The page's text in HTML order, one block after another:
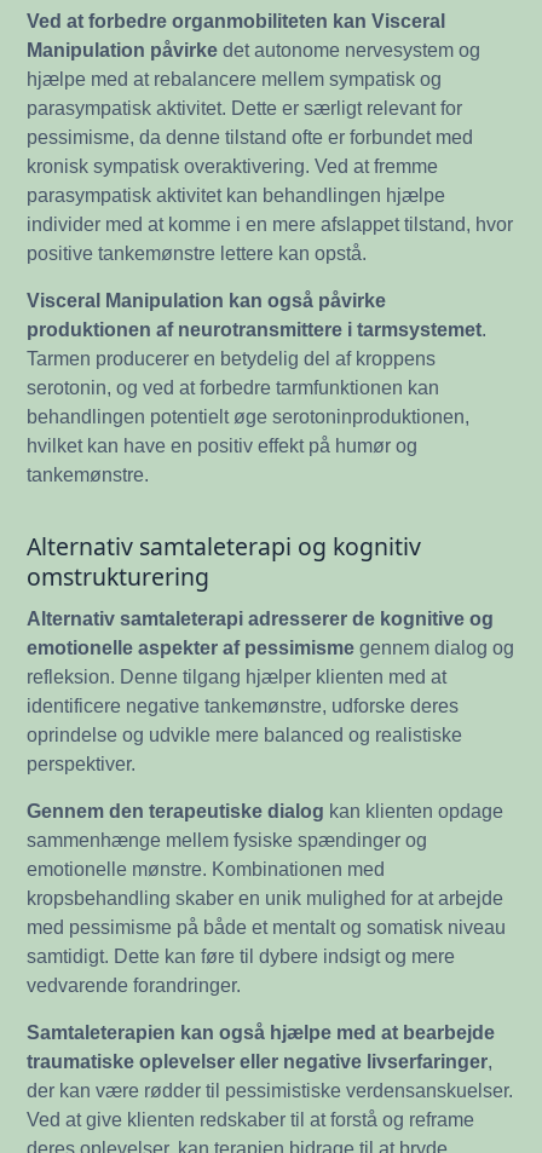
Ved at forbedre organmobiliteten kan Visceral
Manipulation påvirke det autonome nervesystem og
hjælpe med at rebalancere mellem sympatisk og
parasympatisk aktivitet. Dette er særligt relevant for
pessimisme, da denne tilstand ofte er forbundet med
kronisk sympatisk overaktivering. Ved at fremme
parasympatisk aktivitet kan behandlingen hjælpe
individer med at komme i en mere afslappet tilstand, hvor
positive tankemønstre lettere kan opstå.
Visceral Manipulation kan også påvirke
produktionen af neurotransmittere i tarmsystemet.
Tarmen producerer en betydelig del af kroppens
serotonin, og ved at forbedre tarmfunktionen kan
behandlingen potentielt øge serotoninproduktionen,
hvilket kan have en positiv effekt på humør og
tankemønstre.
Alternativ samtaleterapi og kognitiv
omstrukturering
Alternativ samtaleterapi adresserer de kognitive og
emotionelle aspekter af pessimisme gennem dialog og
refleksion. Denne tilgang hjælper klienten med at
identificere negative tankemønstre, udforske deres
oprindelse og udvikle mere balanced og realistiske
perspektiver.
Gennem den terapeutiske dialog kan klienten opdage
sammenhænge mellem fysiske spændinger og
emotionelle mønstre. Kombinationen med
kropsbehandling skaber en unik mulighed for at arbejde
med pessimisme på både et mentalt og somatisk niveau
samtidigt. Dette kan føre til dybere indsigt og mere
vedvarende forandringer.
Samtaleterapien kan også hjælpe med at bearbejde
traumatiske oplevelser eller negative livserfaringer,
der kan være rødder til pessimistiske verdensanskuelser.
Ved at give klienten redskaber til at forstå og reframe
deres oplevelser, kan terapien bidrage til at bryde